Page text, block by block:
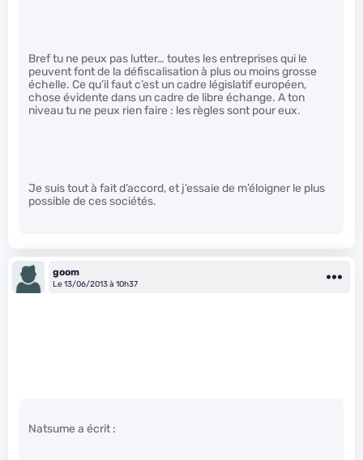
Bref tu ne peux pas lutter… toutes les entreprises qui le
peuvent font de la défiscalisation à plus ou moins grosse
échelle. Ce qu’il faut c’est un cadre législatif européen,
chose évidente dans un cadre de libre échange. A ton
niveau tu ne peux rien faire : les règles sont pour eux.
Je suis tout à fait d’accord, et j’essaie de m’éloigner le plus
possible de ces sociétés.
goom
Le 13/06/2013 à 10h37
Natsume a écrit :